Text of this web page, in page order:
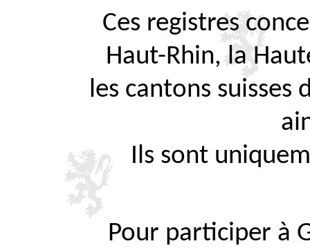
Ces registres
Haut-Rhin, la
les cantons suisses
Ils sont
Pour participer à